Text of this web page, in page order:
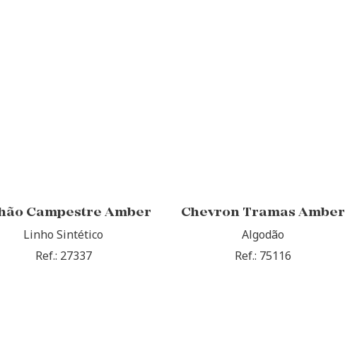
Campestre Amber
Linho Sintético
Ref.: 27337
Chevron Tramas Amber
Algodão
Ref.: 75116